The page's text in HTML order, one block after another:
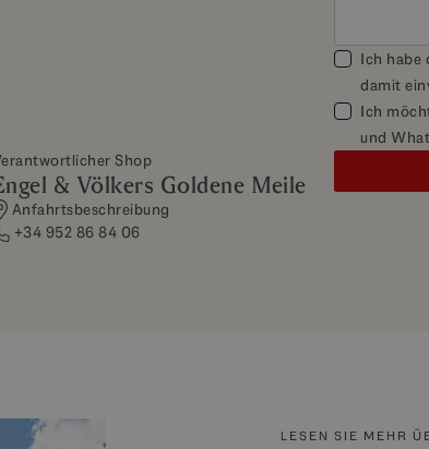
Shop
& Völkers Goldene Meile
Anfahrtsbeschreibung
+34 952 86 84 06
Ich habe
damit
Ich
und
LESEN SIE MEHR